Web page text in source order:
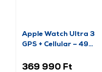
Apple Watch Ultra 3
GPS + Cellular – 49
acélkék óceán szíj
369 990 Ft